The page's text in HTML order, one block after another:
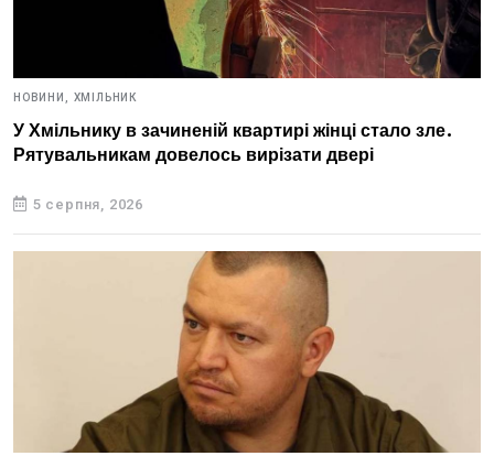
НОВИНИ, ХМІЛЬНИК
У Хмільнику в зачиненій квартирі жінці стало зле.
Рятувальникам довелось вирізати двері
5 серпня, 2026